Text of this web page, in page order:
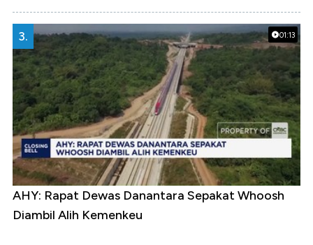
01:13
3.
AHY: Rapat Dewas Danantara Sepakat Whoosh
Diambil Alih Kemenkeu